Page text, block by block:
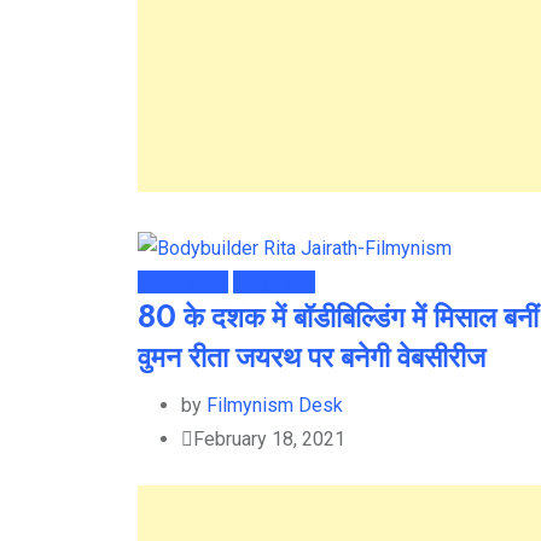
80 के दशक में बॉडीबिल्डिंग में मिसाल
वुमन रीता जयरथ पर बनेगी वेबसीरीज
by Filmynism Desk
February 18, 2021